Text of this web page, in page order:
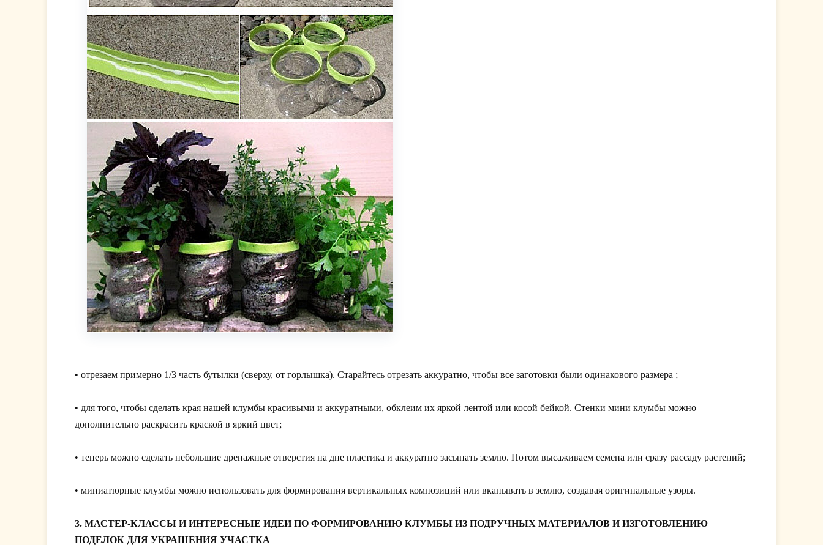
• отрезаем примерно 1/3 часть бутылки (сверху, от горлышка). Старайтесь отрезать аккуратно, чтобы все заготовки были одинакового размера ;
• для того, чтобы сделать края нашей клумбы красивыми и аккуратными, обклеим их яркой лентой или косой бейкой. Стенки мини клумбы можно
дополнительно раскрасить краской в яркий цвет;
• теперь можно сделать небольшие дренажные отверстия на дне пластика и аккуратно засыпать землю. Потом высаживаем семена или сразу рассаду растений;
• миниатюрные клумбы можно использовать для формирования вертикальных композиций или вкапывать в землю, создавая оригинальные узоры.
3. МАСТЕР-КЛАССЫ И ИНТЕРЕСНЫЕ ИДЕИ ПО ФОРМИРОВАНИЮ КЛУМБЫ ИЗ ПОДРУЧНЫХ МАТЕРИАЛОВ И ИЗГОТОВЛЕНИЮ
ПОДЕЛОК ДЛЯ УКРАШЕНИЯ УЧАСТКА